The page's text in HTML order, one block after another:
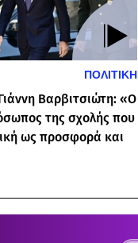
ΠΟΛΙΤΙΚΗ
Βαρβιτσιώτη: «Ο
της σχολής που
ως προσφορά και